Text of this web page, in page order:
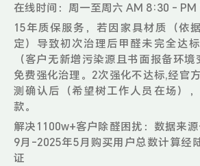
在线时间：周一至周六 AM 8:30 - PM
15年质保服务，若因家具材质（依
定）导致初次治理后甲醛未完全达
（客户无新增污染源且书面报备环
免费强化治理。2次强化不达标,经官
测确认后（希望树工作人员在场）
款。
解决1100w+客户除醛困扰：数据来
9月-2025年5月购买用户总数计算经
证